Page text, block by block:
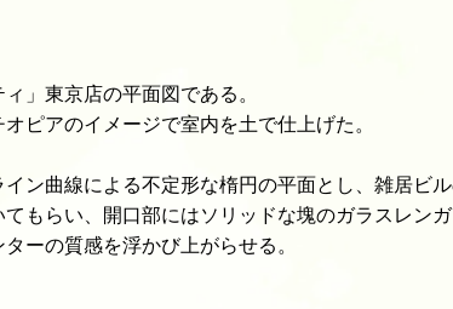
」東京店の平面図である。
ピアのイメージで室内を土で仕上げた。
ン曲線による不定形な楕円の平面とし、雑居ビ
もらい、開口部にはソリッドな塊のガラスレン
ーの質感を浮かび上がらせる。